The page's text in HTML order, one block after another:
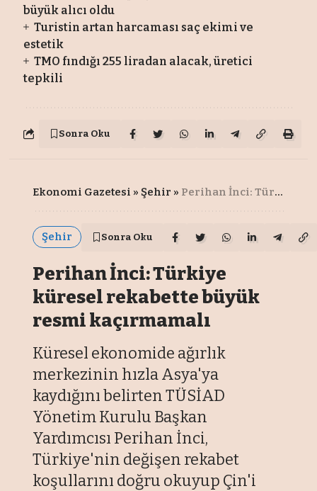
büyük alıcı oldu
Turistin artan harcaması saç ekimi ve
estetik
TMO fındığı 255 liradan alacak, üretici
tepkili
Sonra Oku
Ekonomi Gazetesi » Şehir » Perihan İnci: Türkiye küresel rekabette büyük resmi kaçırmamalı
Şehir Sonra Oku
Perihan İnci: Türkiye
küresel rekabette büyük
resmi kaçırmamalı
Küresel ekonomide ağırlık
merkezinin hızla Asya'ya
kaydığını belirten TÜSİAD
Yönetim Kurulu Başkan
Yardımcısı Perihan İnci,
Türkiye'nin değişen rekabet
koşullarını doğru okuyup Çin'i